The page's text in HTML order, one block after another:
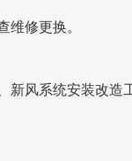
维修更换。
风系统安装改造